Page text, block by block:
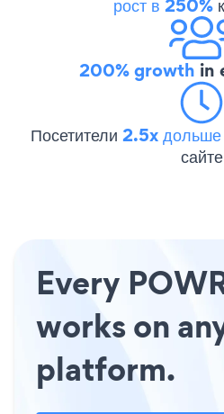
рост в 250%
200% growth in
Посетители 2.5x дольше
сайте
Every
works on
platform.